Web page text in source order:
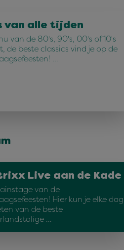
van alle tijden
van de 80's, 90's, 00's of 10's
de beste classics vind je op de
…
Live aan de Kade
van de
Hier kun je elke dag
van de beste
…